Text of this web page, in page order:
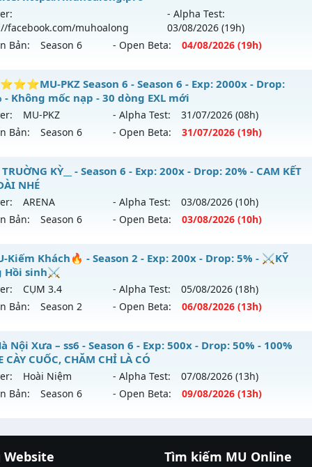
PRO
mới ra tháng 08 2026 - Mở máy chủ
HỘI TỤ
5555x - Drop: 100%
loại: Mu Custom thêm đồ mới
SPK
facebook.com/muhoalong
- Alpha Test:
03/08/2026 (19h)
Bản:
Season 6 - Open Beta: 04/08/2026 (19h)
LONG 6.9 - 🌍 Website: https://muhoalong.pro
ra tháng 08 2026 - Mở máy chủ https://facebook.com/
04/08/2626
Non Reset
Mu Nguyên bản Webzen
XShield
PKZ Season 6 - Season 6 - Exp: 2000x - Drop:
- Không mốc nạp - 30 dòng EXL mới
MU-PKZ - Alpha Test: 31/07/2026 (08h)
Bản:
Season 6 - Open Beta: 31/07/2026 (19h)
PKZ Season 6 - Không mốc nạp - 30 dòng
mới ra tháng 07 2026 - Mở máy chủMU-PKZvào 19h ngày
2000x - Drop: 200%
loại: Mu Nguyên bản Webzen
SuperAnti
TRUỜNG KỲ__ - Season 6 - Exp: 200x - Drop: 20% - CAM KẾT
NHÉ
ARENA - Alpha Test: 03/08/2026 (10h)
Bản:
Season 6 - Open Beta: 03/08/2026 (10h)
TRUỜNG KỲ__ - CAM KẾT LÂU DÀI NHÉ
mới ra tháng 08 2026 - Mở máy chủARENA vào 10h ngày
200x - Drop: 20%
loại: Mu Nguyên bản Webzen
GoldShield
Kiếm Khách🔥 - Season 2 - Exp: 200x - Drop: 5% - ⚔️KỸ
Hồi sinh⚔️
CỤM 3.4 - Alpha Test: 05/08/2026 (18h)
Bản:
Season 2 - Open Beta: 06/08/2026 (13h)
Kiếm Khách🔥 - ⚔️KỸ Năng Hồi sinh⚔️
mới ra tháng 08 2026 - Mở máy chủCỤM 3.4vào 13h
200x - Drop: 5%
Nội Xưa – ss6 - Season 6 - Exp: 500x - Drop: 50% - 100%
CÀY CUỐC, CHĂM CHỈ LÀ CÓ
Hoài Niệm - Alpha Test: 07/08/2026 (13h)
Bản:
Season 6 - Open Beta: 09/08/2026 (13h)
Hà Nội Xưa – ss6 - 100% GAME CÀY CUỐC, CHĂM CHỈ LÀ
mới ra tháng 08 2026 - Mở máy chủHoài Niệmvào 13h
đổi thưởng |789club |789club
Website Tìm kiếm MU Online